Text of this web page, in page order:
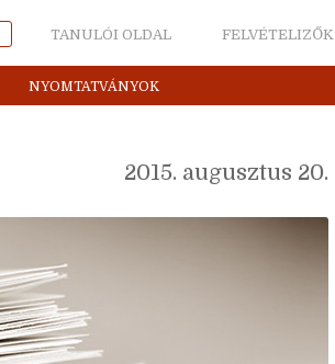
TANULÓI OLDAL FELVÉTELIZŐK
NYOMTATVÁNYOK
2015. augusztus 20.